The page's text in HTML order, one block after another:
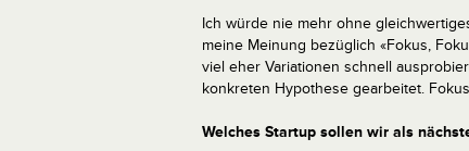
Ich würde nie mehr ohne
meine Meinung bezüglich «Fokus,
viel eher Variationen schnell
konkreten Hypothese gearbeitet.
Welches Startup sollen wir als